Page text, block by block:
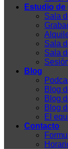
Estudio
Sala
Sala
Sala
Blog
Blog
Blog
Blog
El
Contacto